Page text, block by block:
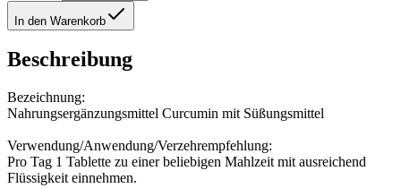
In den Warenkorb
Beschreibung
Bezeichnung:
Nahrungsergänzungsmittel Curcumin mit Süßungsmittel
Verwendung/Anwendung/Verzehrempfehlung:
Pro Tag 1 Tablette zu einer beliebigen Mahlzeit mit ausreichend
Flüssigkeit einnehmen.